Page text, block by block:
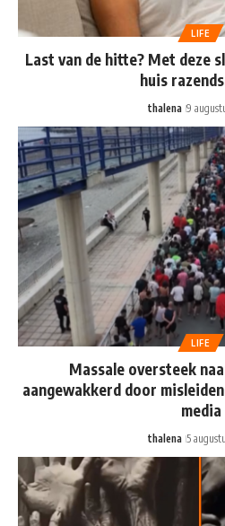
LIFE
Last van de hitte? Met deze
huis
thalena 9
LIFE
Massale oversteek
aangewakkerd door
media
thalena 5